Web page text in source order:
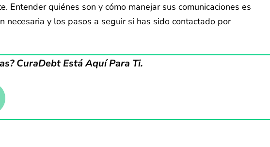
quiénes son y cómo manejar sus comunicaciones es
necesaria y los pasos a seguir si has sido contactado por
CuraDebt Está Aquí Para Ti.